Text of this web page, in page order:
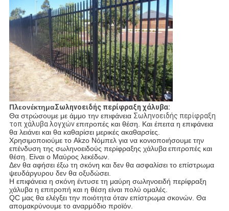
ΠλεονέκτημαΣωληνοειδής περίφραξη χάλυβα:
Θα στρώσουμε με άμμο την επιφάνεια Σωληνοειδής περίφραξη
τοπ χάλυβα λογχώνεπιτροπές και θέση. Και έπειτα η επιφάνεια
θα λειάνει και θα καθαρίσει μερικές ακαθαρσίες.
Χρησιμοποιούμε το Akzo Νόμπελ για να κονιοποιήσουμε την
επένδυση της σωληνοειδούς περίφραξης χάλυβαεπιτροπές και
θέση. Είναι ο Μαύρος λεκέδων.
Δεν θα αφήσει έξω τη σκόνη και δεν θα ασφαλίσει το επίστρωμα
ψευδάργυρου δεν θα οξυδώσει.
Η επιφάνεια η σκόνη έντυσε τη μαύρη σωληνοειδή περίφραξη
χάλυβα η επιτροπή και η θέση είναι πολύ ομαλές.
QC μας θα ελέγξει την ποιότητα όταν επίστρωμα σκονών. Θα
απομακρύνουμε το αναρμόδιο προϊόν.